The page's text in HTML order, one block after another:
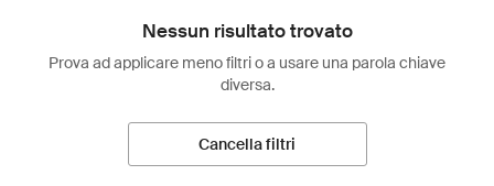
Nessun risultato trovato
Prova ad applicare meno filtri o a usare una parola chiave
diversa.
Cancella filtri